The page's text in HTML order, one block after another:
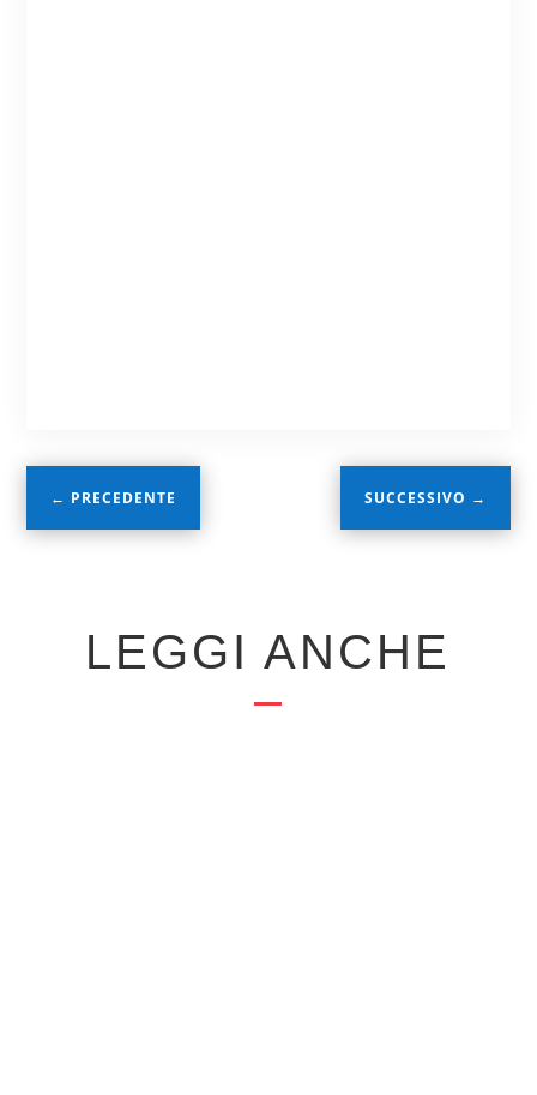
← PRECEDENTE SUCCESSIVO →
LEGGI ANCHE